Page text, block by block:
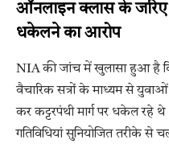
ऑनलाइन क्लास के
धकेलने का आरोप
NIA की जांच में खुलासा हुआ है
वैचारिक सत्रों के माध्यम से युवाओं
कर कट्टरपंथी मार्ग पर धकेल रहे
गतिविधियां सुनियोजित तरीके से